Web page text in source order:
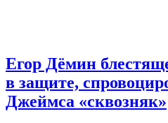
Егор Дёмин
в защите,
Джеймса «сквозняк»